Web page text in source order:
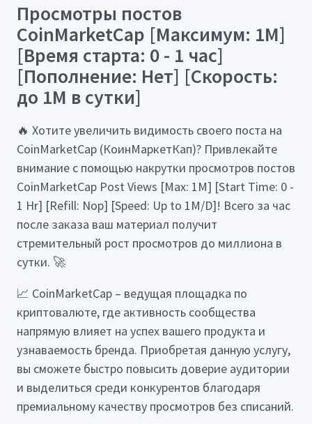
Просмотры постов
CoinMarketCap [Максимум: 1M]
[Время старта: 0 - 1 час]
[Пополнение: Нет] [Скорость:
до 1M в сутки]
🔥 Хотите увеличить видимость своего поста на
CoinMarketCap (КоинМаркетКап)? Привлекайте
внимание с помощью накрутки просмотров постов
CoinMarketCap Post Views [Max: 1M] [Start Time: 0 -
1 Hr] [Refill: Nop] [Speed: Up to 1M/D]! Всего за час
после заказа ваш материал получит
стремительный рост просмотров до миллиона в
сутки. 🚀
📈 CoinMarketCap – ведущая площадка по
криптовалюте, где активность сообщества
напрямую влияет на успех вашего продукта и
узнаваемость бренда. Приобретая данную услугу,
вы сможете быстро повысить доверие аудитории
и выделиться среди конкурентов благодаря
премиальному качеству просмотров без списаний.